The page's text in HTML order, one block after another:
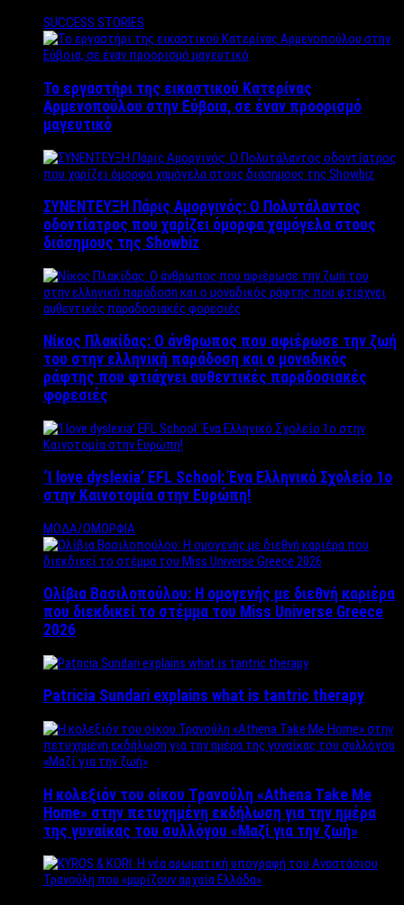
SUCCESS STORIES
Το εργαστήρι της εικαστικού Κατερίνας
Αρμενοπούλου στην Εύβοια, σε έναν προορισμό
μαγευτικό
ΣΥΝΕΝΤΕΥΞΗ Πάρις Αμοργινός: O Πολυτάλαντος
οδοντίατρος που χαρίζει όμορφα χαμόγελα στους
διάσημους της Showbiz
Νίκος Πλακίδας: O άνθρωπος που αφιέρωσε την ζωή
του στην ελληνική παράδοση και ο μοναδικός
ράφτης που φτιάχνει αυθεντικές παραδοσιακές
φορεσιές
‘Ι love dyslexia’ EFL School: Ένα Ελληνικό Σχολείo 1ο
στην Καινοτομία στην Ευρώπη!
ΜΟΔΑ/ΟΜΟΡΦΙΑ
Ολίβια Βασιλοπούλου: Η ομογενής με διεθνή καριέρα
που διεκδικεί το στέμμα του Miss Universe Greece
2026
Patricia Sundari explains what is tantric therapy
Η κολεξιόν του οίκου Τρανούλη «Athena Take Me
Home» στην πετυχημένη εκδήλωση για την ημέρα
της γυναίκας του συλλόγου «Μαζί για την ζωή»